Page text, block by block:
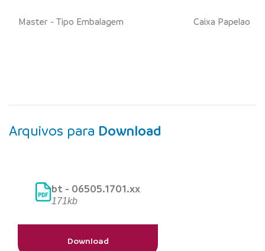
Master - Tipo Embalagem Caixa Papelao
Arquivos para Download
bt - 06505.1701.xx
171kb
Download